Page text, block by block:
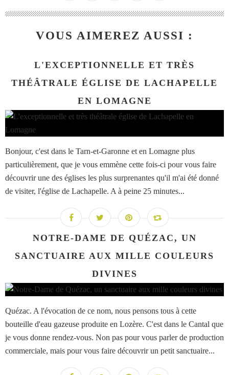
VOUS AIMEREZ AUSSI :
L'EXCEPTIONNELLE ET TRÈS
THÉÂTRALE ÉGLISE DE LACHAPELLE
EN LOMAGNE
Bonjour, c'est dans le Tarn-et-Garonne et en Lomagne plus
particulièrement, que je vous emmène cette fois-ci pour vous faire
découvrir une des églises les plus surprenantes qu'il m'ai été donné
de visiter, l'église de Lachapelle. A à peine 25 minutes...
NOTRE-DAME DE QUÉZAC, UN
SANCTUAIRE AUX MILLE COULEURS
DIVINES
Quézac. A l'évocation de ce nom, nous pensons tous à cette
bouteille d'eau gazeuse produite en Lozère. C'est dans le Cantal que
je vous donne rendez-vous. Non pas pour vous parler de production
commerciale, mais pour vous faire découvrir un petit sanctuaire...